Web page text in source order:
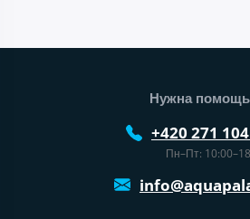
Нижний колонтитул веб-
Нужна
+420 271
Пн–Пт: